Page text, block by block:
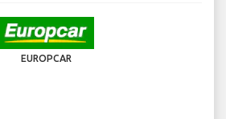
EUROPCAR